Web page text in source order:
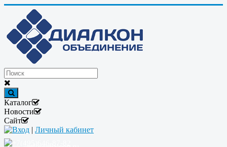
Каталог
Новости
Сайт
Вход | Личный кабинет